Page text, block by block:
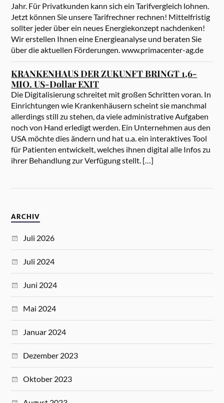
Jahr. Für Privatkunden kann sich ein Tarifvergleich lohnen.
Jetzt können Sie unsere Tarifrechner rechnen! Mittelfristig
sollter jeder über ein neues Energiekonzept nachdenken!
Wir erstellen Ihnen eine Energieanalyse und beraten Sie
über die aktuellen Förderungen. www.primacenter-ag.de
KRANKENHAUS DER ZUKUNFT BRINGT 1,6-
MIO. US-Dollar EXIT
Die Digitalisierung schreitet mit großen Schritten voran. In
Einrichtungen wie Krankenhäusern scheint sie manchmal
allerdings still zu stehen, da viele administrative Aufgaben
noch von Hand erledigt werden. Ein Unternehmen aus den
USA möchte dies ändern und hat u.a. ein interaktives Tool
für Patienten entwickelt, welches ihnen digital alle Infos zu
ihrer Behandlung zur Verfügung stellt. […]
ARCHIV
Juli 2026
Juli 2024
Juni 2024
Mai 2024
Januar 2024
Dezember 2023
Oktober 2023